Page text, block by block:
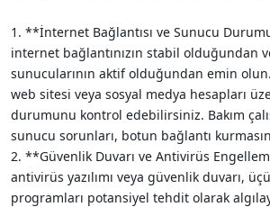
1. **İnternet Bağlantısı ve Sunucu
internet bağlantınızın stabil olduğundan
sunucularının aktif olduğundan emin
web sitesi veya sosyal medya hesapları
durumunu kontrol edebilirsiniz. Bakım
sunucu sorunları, botun bağlantı
2. **Güvenlik Duvarı ve Antivirüs
antivirüs yazılımı veya güvenlik duvarı,
programları potansiyel tehdit olarak